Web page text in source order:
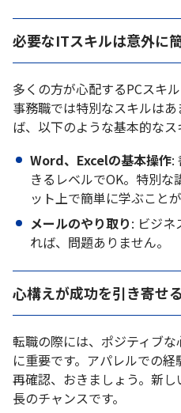
必要なITスキルは意外に
多くの方が心配するPCスキ
事務職では特別なスキルは
ば、以下のような基本的なス
Word、Excelの基本操作:
きるレベルでOK。特別
ット上で簡単に学ぶことが
メールのやり取り: ビジネ
れば、問題ありません。
心構えが成功を引き寄せる
転職の際には、ポジティブ
に重要です。アパレルでの
再確認、おきましょう。新
長のチャンスです。